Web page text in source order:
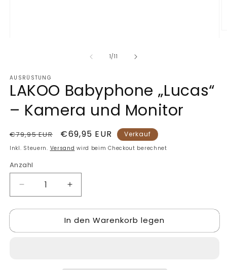
1/von
11
AUSRÜSTUNG
LAKOO Babyphone „Lucas“
– Kamera und Monitor
Normaler
Preis
€79,95 EUR Verkaufspreis
€69,95 EUR Verkauf
Inkl. Steuern. Versand wird beim Checkout berechnet
Anzahl
Verringere
die
Menge
LAKOO
Erhöhe
die
Menge
für
LAKOO
In den Warenkorb legen